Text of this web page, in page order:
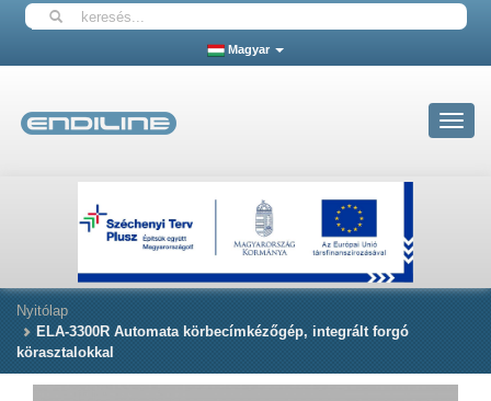
Magyar
Toggle
Nyitólap
ELA-3300R Automata körbecímkézőgép, integrált forgó
körasztalokkal